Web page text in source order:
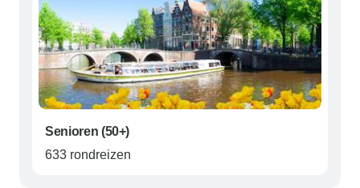
Senioren (50+)
633 rondreizen